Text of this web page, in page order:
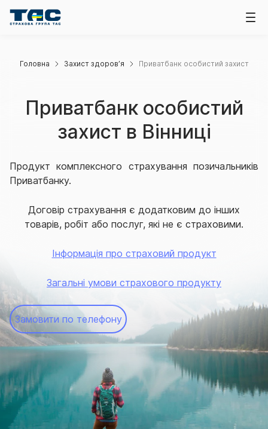
Головна Захист здоров’я Приватбанк особистий захист
Приватбанк особистий
захист в Вінниці
Продукт комплексного страхування позичальників
Приватбанку.
Договір страхування є додатковим до інших
товарів, робіт або послуг, які не є страховими.
Інформація про страховий продукт
Загальні умови страхового продукту
Замовити по телефону